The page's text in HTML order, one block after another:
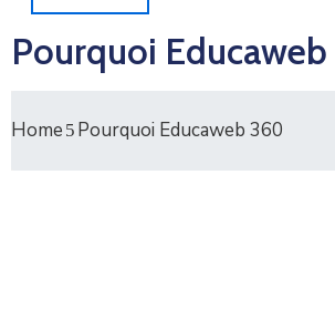
Pourquoi
Home Pourquoi Educaweb 360